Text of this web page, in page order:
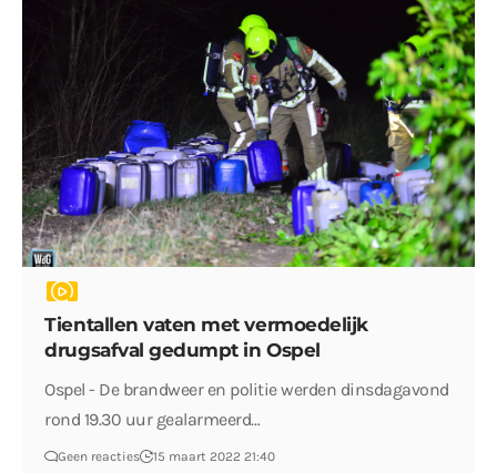
Tientallen vaten met vermoedelijk
drugsafval gedumpt in Ospel
Ospel - De brandweer en politie werden dinsdagavond
rond 19.30 uur gealarmeerd…
Geen reacties 15 maart 2022 21:40